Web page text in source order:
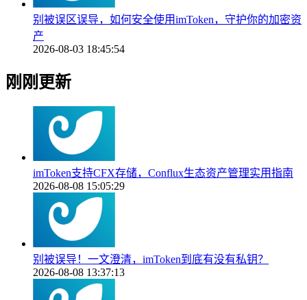
别被误区误导，如何安全使用imToken，守护你的加密资
产
2026-08-03 18:45:54
刚刚更新
imToken支持CFX存储，Conflux生态资产管理实用指南
2026-08-08 15:05:29
别被误导！一文澄清，imToken到底有没有私钥？
2026-08-08 13:37:13